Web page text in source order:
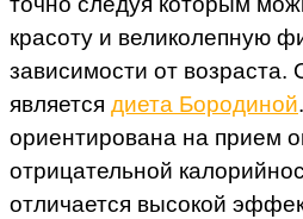
красоту и великолепную
зависимости от возраста.
является диета Бородиной
ориентирована на прием
отрицательной
отличается высокой